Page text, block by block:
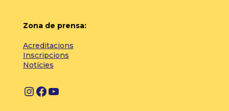
Zona de prensa:
Acreditacions
Inscripcions
Notícies
I
F Y